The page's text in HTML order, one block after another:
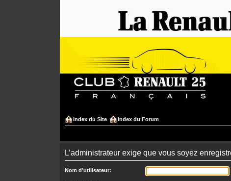
Index du Site Index du Forum
L’administrateur exige que vous soyez
Nom d’utilisateur: